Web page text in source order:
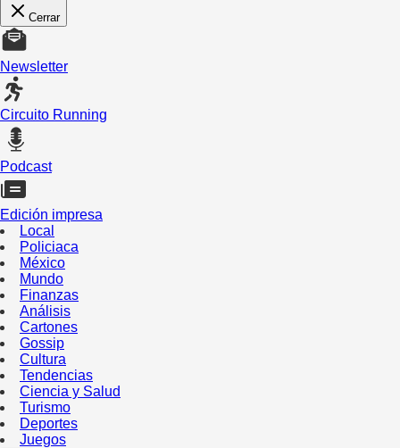
Cerrar
Newsletter
Circuito Running
Podcast
Edición impresa
Local
Policiaca
México
Mundo
Finanzas
Análisis
Cartones
Gossip
Cultura
Tendencias
Ciencia y Salud
Turismo
Deportes
Juegos